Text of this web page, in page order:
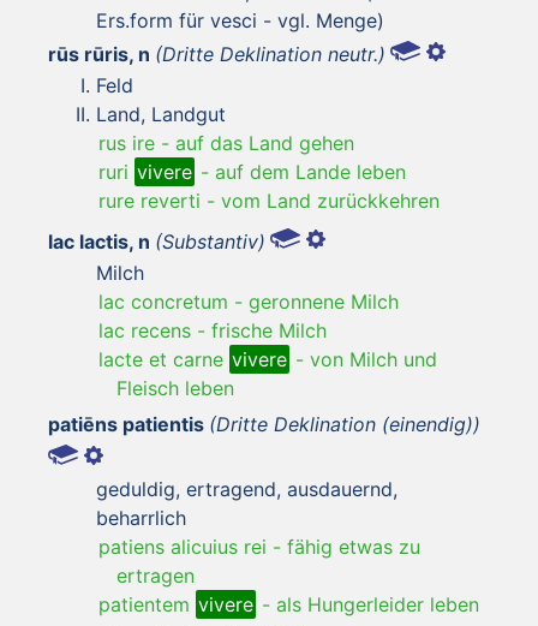
Ers.form für vesci - vgl. Menge)
rūs rūris, n (Dritte Deklination neutr.)
Feld
Land, Landgut
rus ire - auf das Land gehen
ruri vivere - auf dem Lande leben
rure reverti - vom Land zurückkehren
lac lactis, n (Substantiv)
Milch
lac concretum - geronnene Milch
lac recens - frische Milch
lacte et carne vivere - von Milch und
Fleisch leben
patiēns patientis (Dritte Deklination (einendig))
geduldig, ertragend, ausdauernd,
beharrlich
patiens alicuius rei - fähig etwas zu
ertragen
patientem vivere - als Hungerleider leben